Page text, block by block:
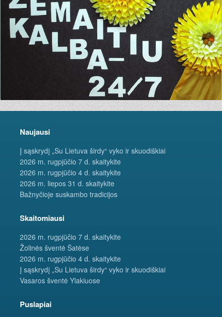
Naujausi
Į sąskrydį „Su Lietuva širdy“ vyko ir skuodiškiai
2026 m. rugpjūčio 7 d. skaitykite
2026 m. rugpjūčio 4 d. skaitykite
2026 m. liepos 31 d. skaitykite
Bažnyčioje suskambo tradicijos
Skaitomiausi
2026 m. rugpjūčio 7 d. skaitykite
Žolinės šventė Šatėse
2026 m. rugpjūčio 4 d. skaitykite
Į sąskrydį „Su Lietuva širdy“ vyko ir skuodiškiai
Vasaros šventė Ylakiuose
Puslapiai